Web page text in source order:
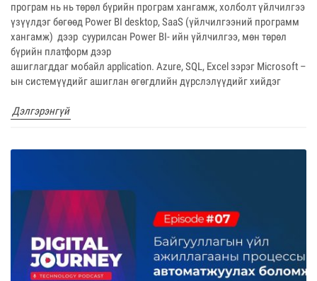
програм нь нь төрөл бүрийн програм хангамж, холболт үйлчилгээ
үзүүлдэг бөгөөд Power BI desktop, SaaS (үйлчилгээний программ
хангамж) дээр суурилсан Power BI- ийн үйлчилгээ, мөн төрөл
бүрийн платформ дээр
ашиглагддаг мобайл application. Azure, SQL, Excel зэрэг Microsoft –
ын системүүдийг ашиглан өгөгдлийн дүрслэлүүдийг хийдэг
Дэлгэрэнгүй